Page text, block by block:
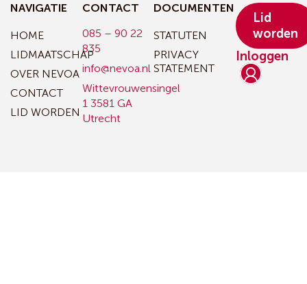
NAVIGATIE
HOME
LIDMAATSCHAP
OVER NEVOA
CONTACT
LID WORDEN
CONTACT
085 – 90 22
835
info@nevoa.nl
Wittevrouwensingel
1 3581 GA
Utrecht
DOCUMENTEN
STATUTEN
PRIVACY
STATEMENT
Inloggen
Lid
worden